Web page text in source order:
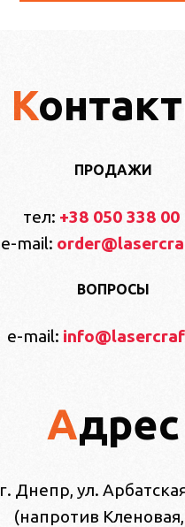
ПРОДАЖИ
тел: +38 050 338 00
e-mail:
ВОПРОСЫ
e-mail:
Адрес
г. Днепр, ул.
(напротив